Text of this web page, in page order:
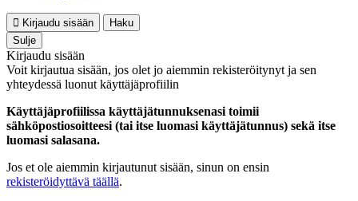
Kirjaudu sisään
Haku
Sulje
Kirjaudu sisään
Voit kirjautua sisään, jos olet jo aiemmin rekisteröitynyt ja sen
yhteydessä luonut käyttäjäprofiilin
Käyttäjäprofiilissa käyttäjätunnuksenasi toimii
sähköpostiosoitteesi (tai itse luomasi käyttäjätunnus) sekä itse
luomasi salasana.
Jos et ole aiemmin kirjautunut sisään, sinun on ensin
rekisteröidyttävä täällä.